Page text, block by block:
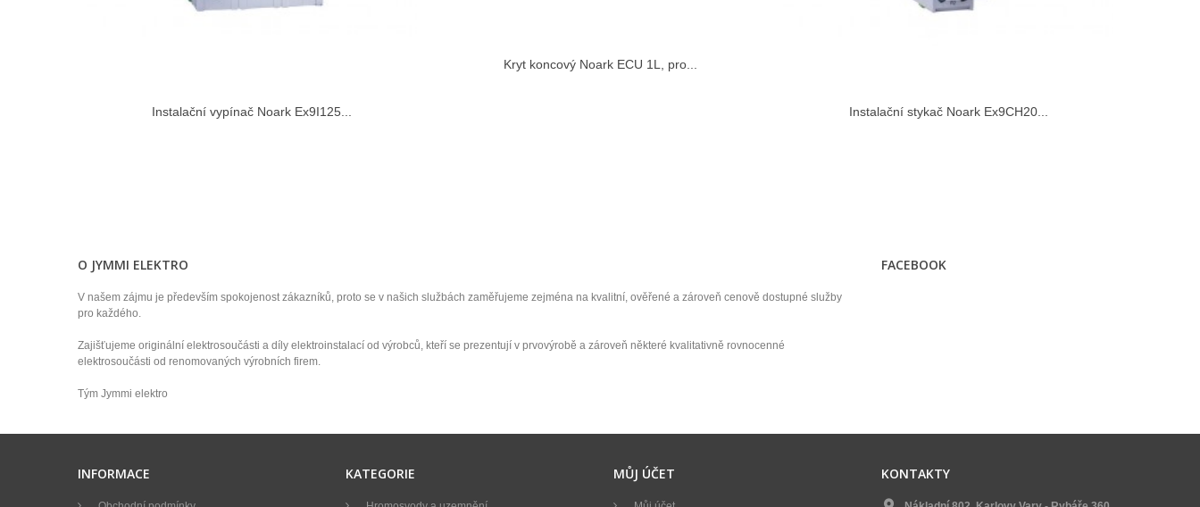
Instalační vypínač Noark Ex9I125...
Kryt koncový Noark ECU 1L, pro...
Instalační stykač Noark Ex9CH20...
O JYMMI ELEKTRO
V našem zájmu je především spokojenost zákazníků, proto se v našich službách zaměřujeme zejména na kvalitní, ověřené a zároveň cenově dostupné služby
pro každého.
Zajišťujeme originální elektrosoučásti a díly elektroinstalací od výrobců, kteří se prezentují v prvovýrobě a zároveň některé kvalitativně rovnocenné
elektrosoučásti od renomovaných výrobních firem.
Tým Jymmi elektro
FACEBOOK
INFORMACE KATEGORIE MŮJ ÚČET KONTAKTY